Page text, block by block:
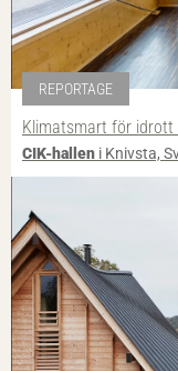
REPORTAGE
Klimatsmart för
CIK-hallen i Knivsta,